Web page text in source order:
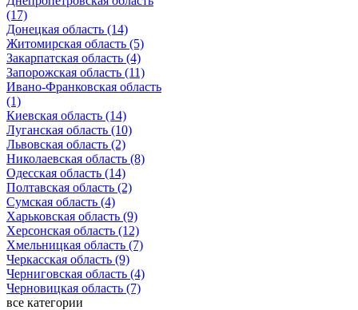
(17)
Донецкая область (14)
Житомирская область (5)
Закарпатская область (4)
Запорожская область (11)
Ивано-Франковская область
(1)
Киевская область (14)
Луганская область (10)
Львовская область (2)
Николаевская область (8)
Одесская область (14)
Полтавская область (2)
Сумская область (4)
Харьковская область (9)
Херсонская область (12)
Хмельницкая область (7)
Черкасская область (9)
Черниговская область (4)
Черновицкая область (7)
все категории